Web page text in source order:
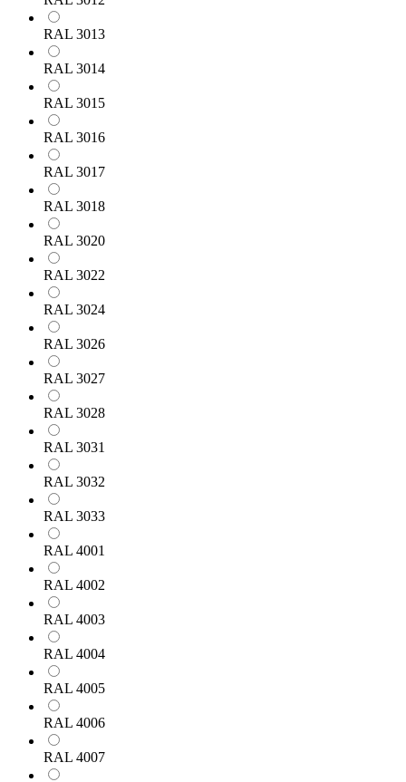
RAL 3013
RAL 3014
RAL 3015
RAL 3016
RAL 3017
RAL 3018
RAL 3020
RAL 3022
RAL 3024
RAL 3026
RAL 3027
RAL 3028
RAL 3031
RAL 3032
RAL 3033
RAL 4001
RAL 4002
RAL 4003
RAL 4004
RAL 4005
RAL 4006
RAL 4007